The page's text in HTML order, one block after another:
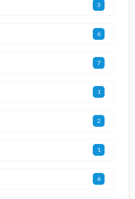
3
6
7
1
2
1
6